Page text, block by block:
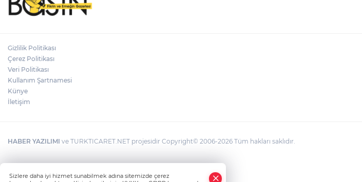
Gizlilik Politikası
Çerez Politikası
Veri Politikası
Kullanım Şartnamesi
Künye
İletişim
HABER YAZILIMI ve TURKTICARET.NET projesidir Copyright© 2006-2026 Tüm hakları saklıdır.
Sizlere daha iyi hizmet sunabilmek adına sitemizde çerez